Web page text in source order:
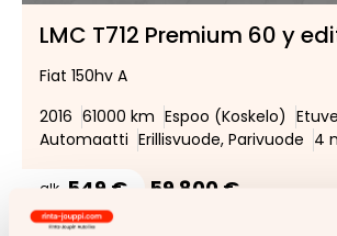
LMC T712 Premium 60 y
Fiat 150hv A
2016 61000 km Espoo (Koskelo)
Automaatti Erillisvuode, Parivuode 4
alk. 549 € 59 800 €